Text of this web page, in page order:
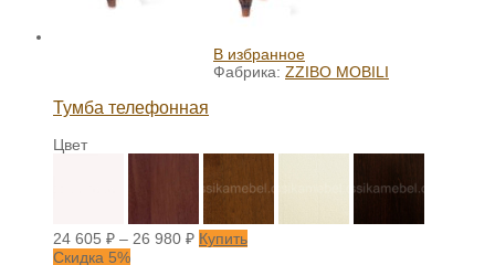
В избранное
Фабрика: ZZIBO MOBILI
Тумба телефонная
Цвет
24 605 ₽ – 26 980 ₽ Купить
Скидка 5%